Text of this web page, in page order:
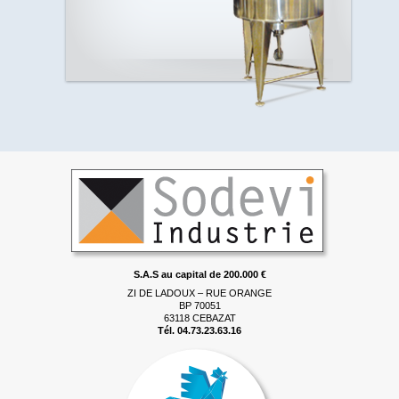
S.A.S au capital de 200.000 €
ZI DE LADOUX – RUE ORANGE
BP 70051
63118 CEBAZAT
Tél. 04.73.23.63.16